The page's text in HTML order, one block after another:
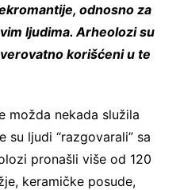
odnosno za
ljudima. Arheolozi su
korišćeni u te
možda nekada služila
ljudi “razgovarali” sa
pronašli više od 120
keramičke posude,